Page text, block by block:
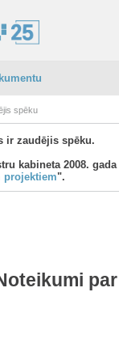
spēku
ir zaudējis spēku.
kabineta 2008.
projektiem".